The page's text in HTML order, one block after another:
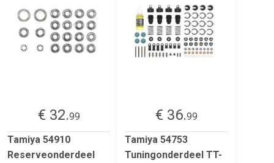
€ 32.99
Tamiya 54910
Reserveonderdeel
€ 36.99
Tamiya 54753
Tuningonderdeel TT-